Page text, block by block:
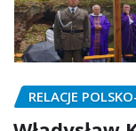
RELACJE